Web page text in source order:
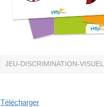
JEU-DISCRIMINATION-
Télécharger